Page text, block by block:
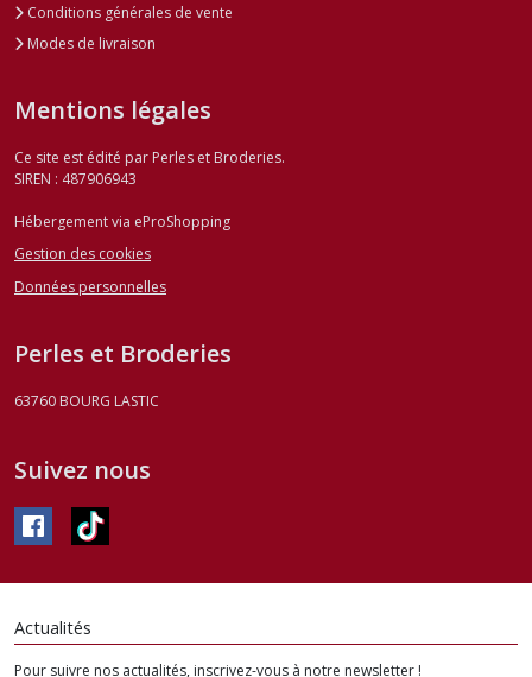
Conditions générales de vente
Modes de livraison
Mentions légales
Ce site est édité par Perles et Broderies.
SIREN : 487906943
Hébergement via eProShopping
Gestion des cookies
Données personnelles
Perles et Broderies
63760 BOURG LASTIC
Suivez nous
Actualités
Pour suivre nos actualités, inscrivez-vous à notre newsletter !